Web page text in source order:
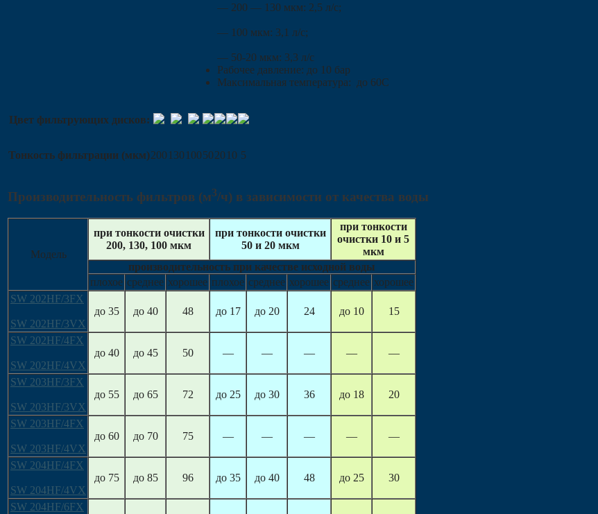
— 200 — 130 мкм: 2,5 л/с;
— 100 мкм: 3,1 л/с;
— 50-20 мкм: 3,3 л/с
Рабочее давление: до 10 бар
Максимальная температура: до 60С
Цвет фильтрующих дисков:
Тонкость фильтрации (мкм)200 130 1005020 10 5
Производительность фильтров (м3/ч) в зависимости от качества воды
Модель
при тонкости очистки
200, 130, 100 мкм
при тонкости очистки
50 и 20 мкм
при тонкости
очистки 10 и 5
мкм
производительность при качестве исходной воды
плохое среднее хорошее плохое среднее хорошее среднее хорошее
SW 202HF/3FX
SW 202HF/3VX
до 35 до 40 48 до 17 до 20 24 до 10 15
SW 202HF/4FX
SW 202HF/4VX
до 40 до 45 50 — — — — —
SW 203HF/3FX
SW 203HF/3VX
до 55 до 65 72 до 25 до 30 36 до 18 20
SW 203HF/4FX
SW 203HF/4VX
до 60 до 70 75 — — — — —
SW 204HF/4FX
SW 204HF/4VX
до 75 до 85 96 до 35 до 40 48 до 25 30
SW 204HF/6FX